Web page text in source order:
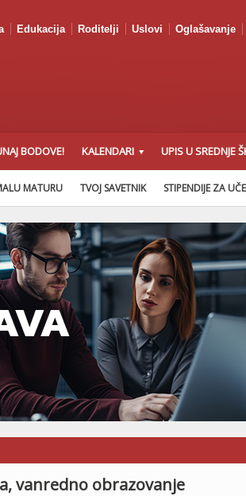
Edukacija Roditelji Uslovi Oglašavanje
BODOVE! KALENDARI UPIS U SREDNJE
MATURU TVOJ SAVETNIK STIPENDIJE ZA
vanredno obrazovanje